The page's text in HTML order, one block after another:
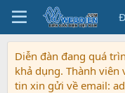
Diễn đàn đang quá
khả dụng. Thành
tin xin gửi về email: